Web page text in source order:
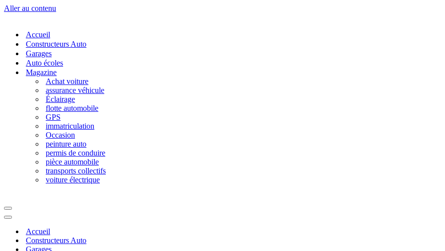
Aller au contenu
Accueil
Constructeurs Auto
Garages
Auto écoles
Magazine
Achat voiture
assurance véhicule
Éclairage
flotte automobile
GPS
immatriculation
Occasion
peinture auto
permis de conduire
pièce automobile
transports collectifs
voiture électrique
Menu
de
Menu
navigationAccueil
Constructeurs Auto
Garages